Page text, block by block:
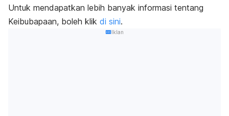
Untuk mendapatkan lebih banyak informasi tentang
Keibubapaan, boleh klik di sini.
Iklan